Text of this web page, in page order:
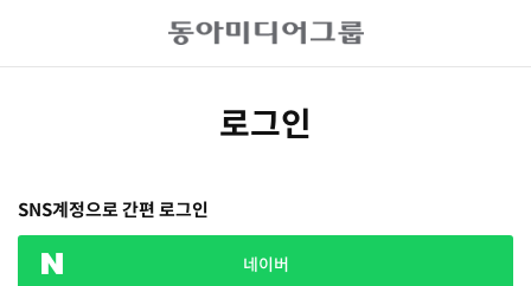
로그인
SNS계정으로 간편 로그인
네이버